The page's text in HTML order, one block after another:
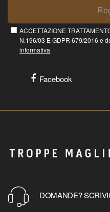
ACCETTAZIONE
N.196/03 E GDPR 679/2016 e
informativa
Facebook
DOMANDE?